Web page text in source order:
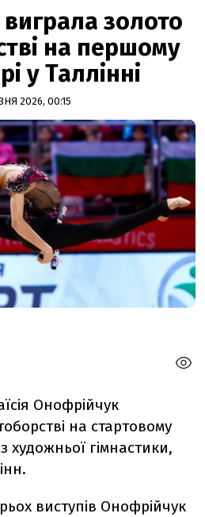
золото
на першому
у Таллінні
2026, 00:15
Онофрійчук
на стартовому
з художньої гімнастики,
виступів Онофрійчук